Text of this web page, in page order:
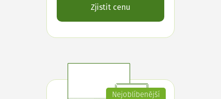
Zjistit cenu
Nejoblíbenější